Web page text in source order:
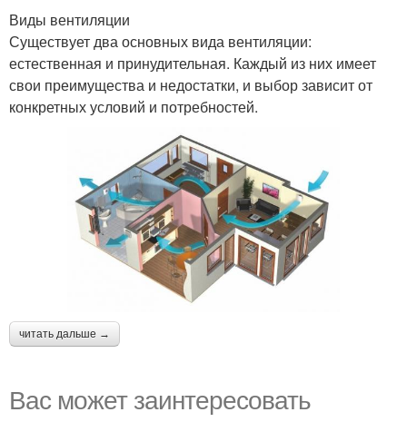
Виды вентиляции
Существует два основных вида вентиляции:
естественная и принудительная. Каждый из них имеет
свои преимущества и недостатки, и выбор зависит от
конкретных условий и потребностей.
читать дальше →
Вас может заинтересовать